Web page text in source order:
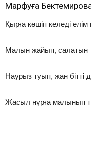
Марфуға
Қырға көшіп келеді елім
Малын жайып, салатын
Наурыз туып, жан бітті
Жасыл нұрға малынып